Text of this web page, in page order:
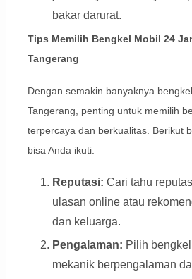
bakar darurat.
Tips Memilih Bengkel Mobil 24
Tangerang
Dengan semakin banyaknya
Tangerang, penting untuk memilih
terpercaya dan berkualitas. Berikut
bisa Anda ikuti:
Reputasi: Cari tahu
ulasan online atau
dan keluarga.
Pengalaman: Pilih
mekanik berpengalaman